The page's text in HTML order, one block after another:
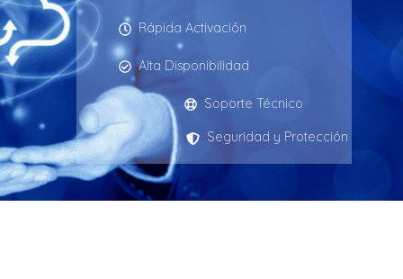
Rápida Activación
Alta Disponibilidad
Soporte Técnico
Seguridad y Protección